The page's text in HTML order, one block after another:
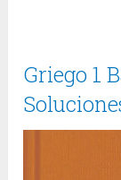
Griego 1